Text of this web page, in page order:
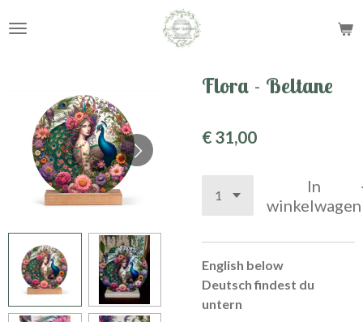
direct
hoofdinhoud
Flora - Beltane
€ 31,00
In
winkelwagen
English below
Deutsch findest du
untern